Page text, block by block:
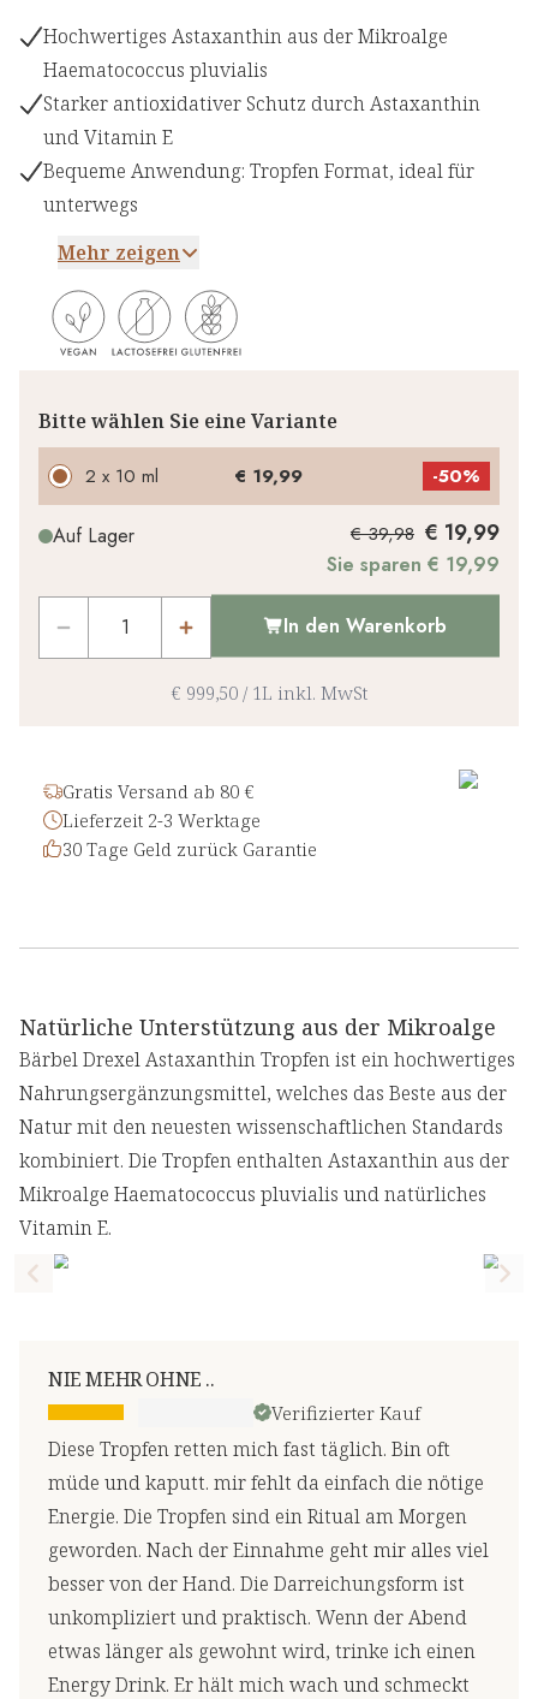
Hochwertiges Astaxanthin aus der Mikroalge
Haematococcus pluvialis
Starker antioxidativer Schutz durch Astaxanthin
und Vitamin E
Bequeme Anwendung: Tropfen Format, ideal für
unterwegs
Mehr zeigen
Bitte wählen Sie eine Variante
2 x 10 ml € 19,99 -50%
Auf Lager € 39,98 € 19,99
Sie sparen € 19,99
In den Warenkorb
€ 999,50 / 1L inkl. MwSt
Gratis Versand ab 80 €
Lieferzeit 2-3 Werktage
30 Tage Geld zurück Garantie
Natürliche Unterstützung aus der Mikroalge
Bärbel Drexel Astaxanthin Tropfen ist ein hochwertiges
Nahrungsergänzungsmittel, welches das Beste aus der
Natur mit den neuesten wissenschaftlichen Standards
kombiniert. Die Tropfen enthalten Astaxanthin aus der
Mikroalge Haematococcus pluvialis und natürliches
Vitamin E.
Previous slide
NIE MEHR OHNE ..
Verifizierter Kauf
Diese Tropfen retten mich fast täglich. Bin oft
müde und kaputt. mir fehlt da einfach die nötige
Energie. Die Tropfen sind ein Ritual am Morgen
geworden. Nach der Einnahme geht mir alles viel
besser von der Hand. Die Darreichungsform ist
unkompliziert und praktisch. Wenn der Abend
etwas länger als gewohnt wird, trinke ich einen
Energy Drink. Er hält mich wach und schmeckt